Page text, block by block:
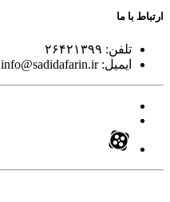
ارتباط با ما
تلفن: ۲۶۴۲۱۳۹۹
ایمیل:info@sadidafarin.ir